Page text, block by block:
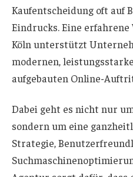
Kaufentscheidung oft auf
Eindrucks. Eine
Köln unterstützt
modernen,
aufgebauten Online-
Dabei geht es nicht nur
sondern um eine
Strategie,